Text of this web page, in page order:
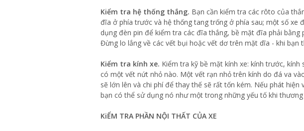
Kiểm tra hệ thống thắng. Bạn cần kiểm tra các rôto của
đĩa ở phía trước và hệ thống tang trống ở phía sau; một số xe
dụng đèn pin để kiểm tra các đĩa thắng, bề mặt đĩa phải
Đừng lo lắng về các vết bụi hoặc vết dơ trên mặt dĩa - khi bạn
Kiểm tra kính xe. Kiểm tra kỹ bề mặt kính xe: kính trước,
có một vết nứt nhỏ nào. Một vết rạn nhỏ trên kính do đá va
sẽ lớn lên và chi phí để thay thế sẽ rất tốn kém. Nếu phát
bạn có thể sử dụng nó như một trong những yếu tố khi
KiỂM TRA PHẦN NỘI THẤT CỦA XE